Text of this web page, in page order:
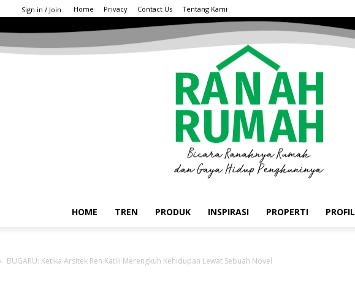
Sign in / Join Home Privacy Contact Us Tentang Kami
HOME TREN PRODUK INSPIRASI PROPERTI PROFIL
BUGARU: Ketika Arsitek Ren Katili Merengkuh Kehidupan Lewat Sebuah Novel